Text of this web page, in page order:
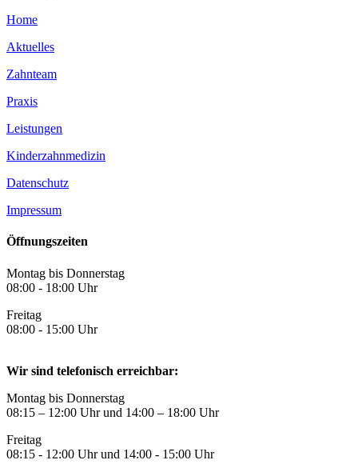
Home
Aktuelles
Zahnteam
Praxis
Leistungen
Kinderzahnmedizin
Datenschutz
Impressum
Öffnungszeiten
Montag bis Donnerstag
08:00 - 18:00 Uhr
Freitag
08:00 - 15:00 Uhr
Wir sind telefonisch erreichbar:
Montag bis Donnerstag
08:15 – 12:00 Uhr und 14:00 – 18:00 Uhr
Freitag
08:15 - 12:00 Uhr und 14:00 - 15:00 Uhr